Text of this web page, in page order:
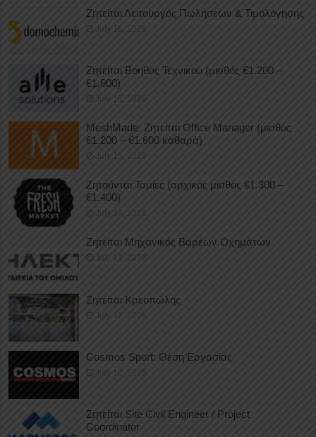
Ζητείται Λειτουργός Πωλήσεων & Τιμολόγησης
July 16, 2026
Ζητείται Βοηθός Τεχνικού (μισθός €1.200 –
€1.600)
July 15, 2026
MeshMade: Ζητείται Office Manager (μισθός
€1.200 – €1.600 καθαρά)
July 15, 2026
Ζητούνται Ταμίες (αρχικός μισθός €1.300 –
€1.400)
July 14, 2026
Ζητείται Μηχανικός Βαρέων Οχημάτων
July 13, 2026
Ζητείται Κρεοπώλης
July 12, 2026
Cosmos Sport: Θέση Εργασίας
July 10, 2026
Ζητείται Site Civil Engineer / Project
Coordinator